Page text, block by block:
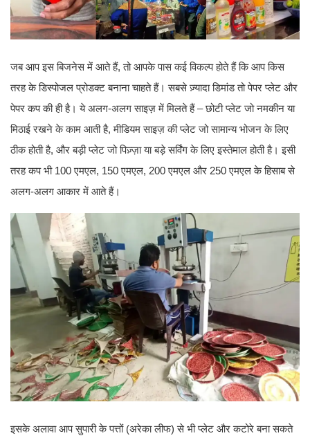
जब आप इस बिजनेस में आते हैं, तो आपके पास कई विकल्प होते हैं कि आप किस
तरह के डिस्पोजल प्रोडक्ट बनाना चाहते हैं। सबसे ज़्यादा डिमांड तो पेपर प्लेट और
पेपर कप की ही है। ये अलग-अलग साइज़ में मिलते हैं – छोटी प्लेट जो नमकीन या
मिठाई रखने के काम आती है, मीडियम साइज़ की प्लेट जो सामान्य भोजन के लिए
ठीक होती है, और बड़ी प्लेट जो पिज़्ज़ा या बड़े सर्विंग के लिए इस्तेमाल होती है। इसी
तरह कप भी 100 एमएल, 150 एमएल, 200 एमएल और 250 एमएल के हिसाब से
अलग-अलग आकार में आते हैं।
इसके अलावा आप सुपारी के पत्तों (अरेका लीफ) से भी प्लेट और कटोरे बना सकते